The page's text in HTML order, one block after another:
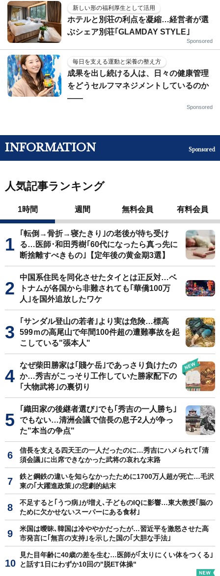
新しい形の福利厚生として活用
ホテルと別荘の利点を凝縮…経営者が選
ぶシェア別荘｢GLAMDAY STYLE｣
Sponsored
毎日を支える運動と栄養の整え方
成果を出し続ける人は、日々の健康管理
をどうセルフマネジメントしているのか
——
Sponsored
INFORMATION Sponsored
人気記事ランキング
1時間 週間 無料会員 有料会員
｢転倒→骨折→寝たきり｣の老後が待ち受け
る…医師･和田秀樹｢60代になったら真っ先に
断捨離すべきもの｣【定年後の黄金期3選】
中国系住民を同化させたタイとは正反対…ベ
トナムが各国から非難されても｢華僑100万
人｣を国外追放したワケ
｢サンダル登山の若者｣より実は危険…標高
599ｍの高尾山で年間100件超の遭難事故を起
こしている"張本人"
なぜ柴田勝家は｢賤ケ岳｣であっさり負けたの
か…秀吉がこっそり工作していた勝家配下の
｢大物武将｣の裏切り
｢織田家の後継者選び｣でも｢秀吉の一人勝ち｣
でもない…清洲会議で信長の息子2人が争っ
た"本当の争点"
信長を支える四天王の一人だったのに…秀吉にハメられて｢清
須会議｣に出席できなかった武将の哀れな末路
鉄と鋼鉄の違いを知らなかったために1700万人超が死亡…毛沢
東の｢大躍進政策｣の悲劇的結末
不足すると｢うつ病｣が増え､子どものIQに影響…東大教授｢脳の
ために欠かせないスーパーにある食材｣
米国は曖昧､韓国は冷ややかだったが…習近平を激怒させた高
市発言に｢無言の支持｣を示した国の｢大胆な手法｣
見た目年齢に40歳の差を生む…医師が｢太りにくい体をつくる｣
と話す1日にわずか10回の"脱ET体操"